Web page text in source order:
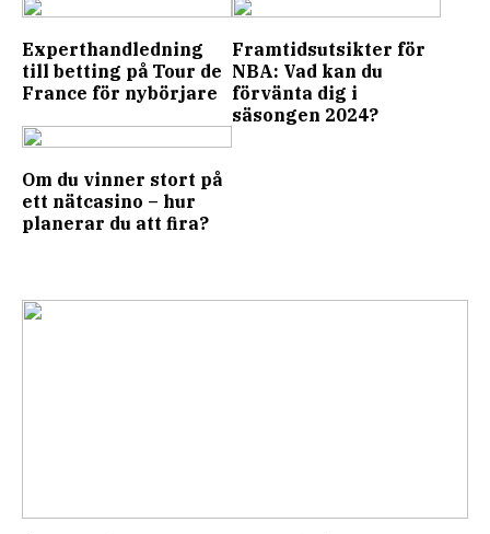
Experthandledning
till betting på Tour de
France för nybörjare
Framtidsutsikter för
NBA: Vad kan du
förvänta dig i
säsongen 2024?
Om du vinner stort på
ett nätcasino – hur
planerar du att fira?